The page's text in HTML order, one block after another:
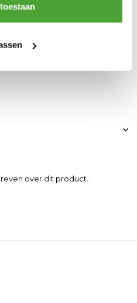
this product?
you find the right product
over dit product..